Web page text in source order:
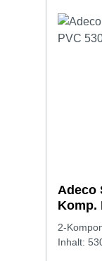
Adeco
Komp.
2-
Inhalt: